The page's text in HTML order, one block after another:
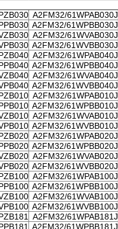
A2FM32/61WPAB030J
A2FM32/61WPBB030J
A2FM32/61WVAB030J
A2FM32/61WVBB030J
A2FM32/61WPAB040J
A2FM32/61WPBB040J
A2FM32/61WVAB040J
A2FM32/61WVBB040J
A2FM32/61WPAB010J
A2FM32/61WPBB010J
A2FM32/61WVAB010J
A2FM32/61WVBB010J
A2FM32/61WPAB020J
A2FM32/61WPBB020J
A2FM32/61WVAB020J
A2FM32/61WVBB020J
A2FM32/61WPAB100J
A2FM32/61WPBB100J
A2FM32/61WVAB100J
A2FM32/61WVBB100J
A2FM32/61WPAB181J
A2FM32/61WPBB181J